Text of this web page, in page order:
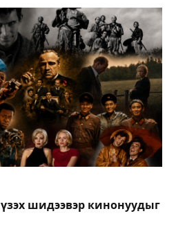
шидээвэр кинонуудыг